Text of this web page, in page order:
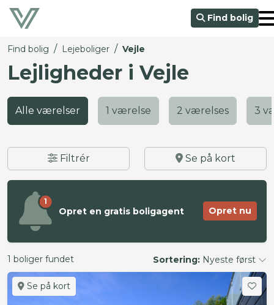
Find bolig
Find bolig / Lejeboliger / Vejle
Lejligheder i Vejle
Alle værelser 1 værelse 2 værelses 3
Filtrér Se på kort
1
Opret en gratis boligagent Opret nu
1 boliger fundet Sortering: Nyeste først
Se på kort